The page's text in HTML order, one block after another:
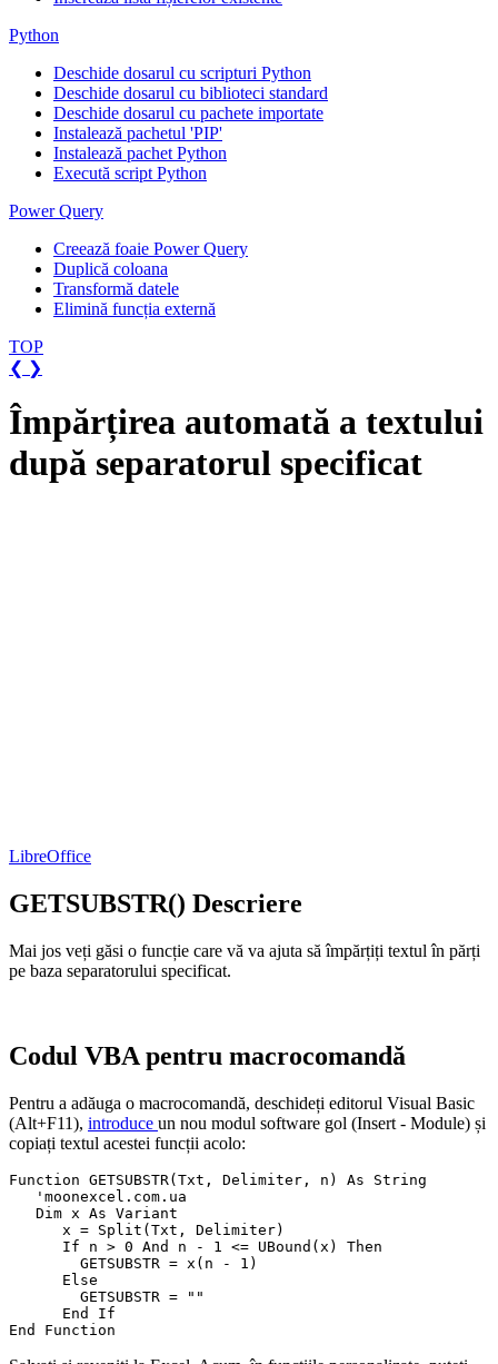
Python
Deschide dosarul cu scripturi Python
Deschide dosarul cu biblioteci standard
Deschide dosarul cu pachete importate
Instalează pachetul 'PIP'
Instalează pachet Python
Execută script Python
Power Query
Creează foaie Power Query
Duplică coloana
Transformă datele
Elimină funcția externă
TOP
❮ ❯
Împărțirea automată a textului
după separatorul specificat
LibreOffice
GETSUBSTR() Descriere
Mai jos veți găsi o funcție care vă va ajuta să împărțiți textul în părți
pe baza separatorului specificat.
Codul VBA pentru macrocomandă
Pentru a adăuga o macrocomandă, deschideți editorul Visual Basic
(Alt+F11), introduce un nou modul software gol (Insert - Module) și
copiați textul acestei funcții acolo:
Function GETSUBSTR(Txt, Delimiter, n) As String
   'moonexcel.com.ua
   Dim x As Variant
      x = Split(Txt, Delimiter)
      If n > 0 And n - 1 <= UBound(x) Then
        GETSUBSTR = x(n - 1)
      Else
        GETSUBSTR = ""
      End If